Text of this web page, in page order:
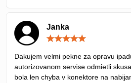
Janka
5
Dakujem velmi pekne za opravu
autorizovanom servise odmietli
bola len chyba v konektore na